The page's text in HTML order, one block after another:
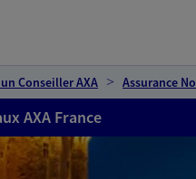
Conseiller AXA Assurance
AXA France